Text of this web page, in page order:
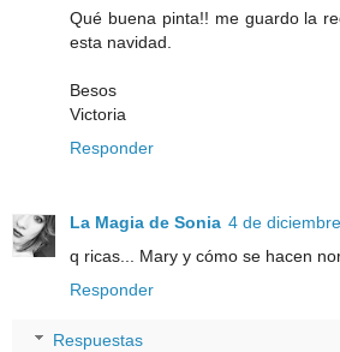
Qué buena pinta!! me guardo la
esta navidad.
Besos
Victoria
Responder
La Magia de Sonia 4 de
q ricas... Mary y cómo se hacen
Responder
Respuestas